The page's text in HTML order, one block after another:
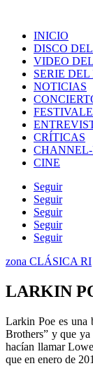
INICIO
DISCO
VIDEO
SERIE DEL
NOTICIAS
CRÍTICAS
CINE
Seguir
Seguir
Seguir
Seguir
Seguir
zona CLÁSICA RI
LARKIN
Larkin Poe es una
Brothers” y que ya
hacían llamar
que en enero de